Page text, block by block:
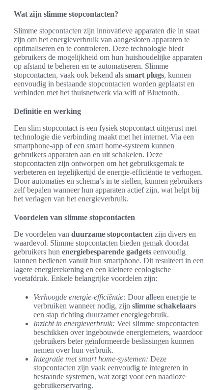
Wat zijn slimme stopcontacten?
Slimme stopcontacten zijn innovatieve apparaten die in staat
zijn om het energieverbruik van aangesloten apparaten te
optimaliseren en te controleren. Deze technologie biedt
gebruikers de mogelijkheid om hun huishoudelijke apparaten
op afstand te beheren en te automatiseren. Slimme
stopcontacten, vaak ook bekend als smart plugs, kunnen
eenvoudig in bestaande stopcontacten worden geplaatst en
verbinden met het thuisnetwerk via wifi of Bluetooth.
Definitie en werking
Een slim stopcontact is een fysiek stopcontact uitgerust met
technologie die verbinding maakt met het internet. Via een
smartphone-app of een smart home-systeem kunnen
gebruikers apparaten aan en uit schakelen. Deze
stopcontacten zijn ontworpen om het gebruiksgemak te
verbeteren en tegelijkertijd de energie-efficiëntie te verhogen.
Door automaties en schema’s in te stellen, kunnen gebruikers
zelf bepalen wanneer hun apparaten actief zijn, wat helpt bij
het verlagen van het energieverbruik.
Voordelen van slimme stopcontacten
De voordelen van duurzame stopcontacten zijn divers en
waardevol. Slimme stopcontacten bieden gemak doordat
gebruikers hun energiebesparende gadgets eenvoudig
kunnen bedienen vanuit hun smartphone. Dit resulteert in een
lagere energierekening en een kleinere ecologische
voetafdruk. Enkele belangrijke voordelen zijn:
Verhoogde energie-efficiëntie: Door alleen energie te
verbruiken wanneer nodig, zijn slimme schakelaars
een stap richting duurzamer energiegebruik.
Inzicht in energieverbruik: Veel slimme stopcontacten
beschikken over ingebouwde energiemeters, waardoor
gebruikers beter geïnformeerde beslissingen kunnen
nemen over hun verbruik.
Integratie met smart home-systemen: Deze
stopcontacten zijn vaak eenvoudig te integreren in
bestaande systemen, wat zorgt voor een naadloze
gebruikerservaring.